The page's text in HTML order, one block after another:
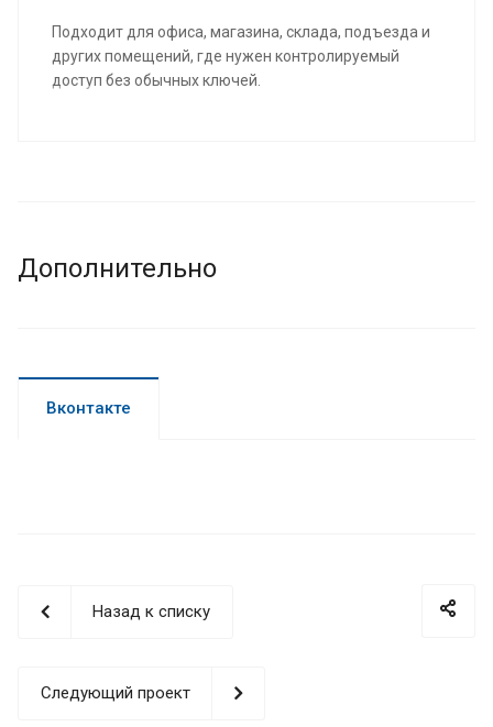
Подходит для офиса, магазина, склада, подъезда и
других помещений, где нужен контролируемый
доступ без обычных ключей.
Оставьте заявку- подскажем оптимальный
Дополнительно
Вконтакте
Назад к списку
Следующий проект